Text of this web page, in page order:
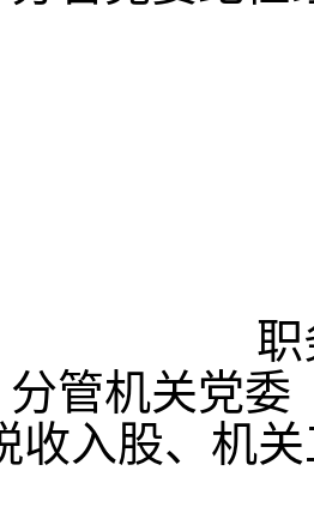
分管机关党委
收入股、机